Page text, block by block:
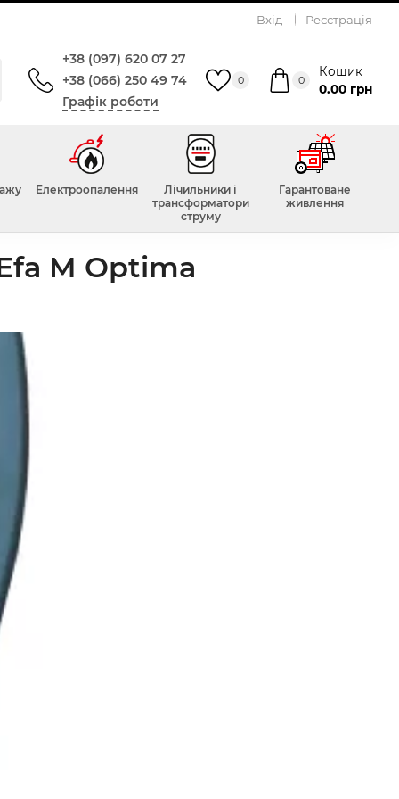
Вхід Реєстрація
+38 (097) 620 07 27
+38 (066) 250 49 74
Графік роботи
0 0
Кошик
0.00 грн
Електроопалення
Лічильники і
трансформатори
струму
Гарантоване
живлення
M Optima